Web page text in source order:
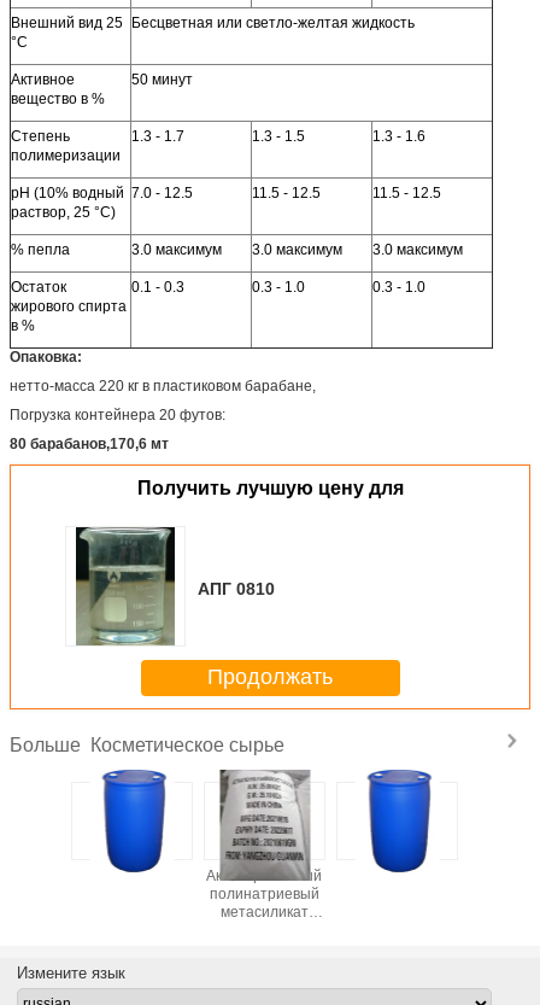
Внешний вид 25
°C
Бесцветная или светло-желтая жидкость
Активное
вещество в %
50 минут
Степень
полимеризации
1.3 - 1.7 1.3 - 1.5 1.3 - 1.6
pH (10% водный
раствор, 25 °C)
7.0 - 12.5 11.5 - 12.5 11.5 - 12.5
% пепла 3.0 максимум 3.0 максимум 3.0 максимум
Остаток
жирового спирта
в %
0.1 - 0.3 0.3 - 1.0 0.3 - 1.0
Опаковка:
нетто-масса 220 кг в пластиковом барабане,
Погрузка контейнера 20 футов:
80 барабанов,170,6 мт
Получить лучшую цену для
АПГ 0810
Продолжать
Больше Косметическое сырье
APG
Активированный
полинатриевый
метасиликат
APG
Измените язык